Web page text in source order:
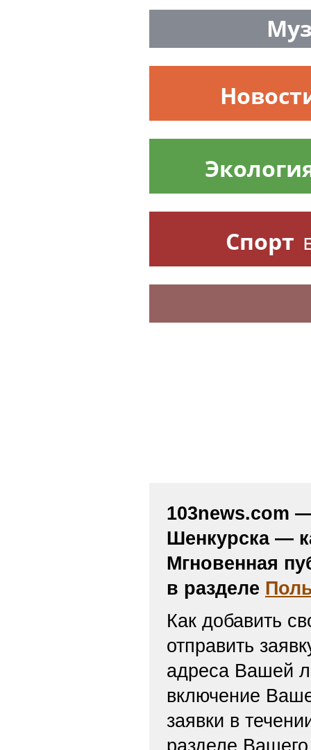
Спорт
103news.com
Шенкурска —
Мгновенная
в разделе
Как добавить
отправить
адреса Вашей
включение
заявки в
разделе